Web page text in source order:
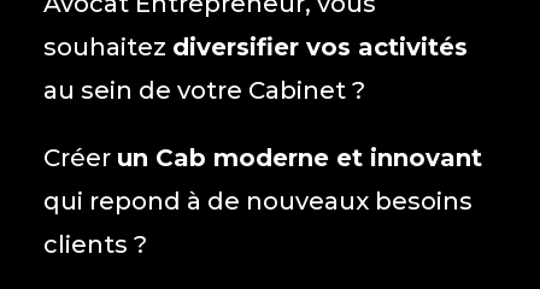
souhaitez diversifier vos activités
au sein de votre Cabinet ?
Créer un Cab moderne et innovant
qui repond à de nouveaux besoins
clients ?